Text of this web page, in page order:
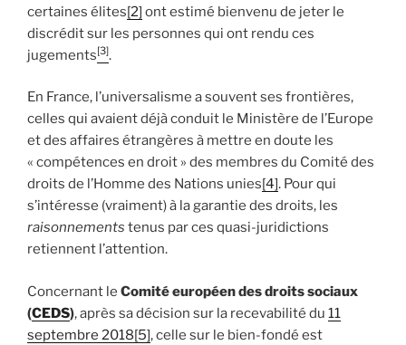
certaines élites[2] ont estimé bienvenu de jeter le
discrédit sur les personnes qui ont rendu ces
jugements[3].
En France, l’universalisme a souvent ses frontières,
celles qui avaient déjà conduit le Ministère de l’Europe
et des affaires étrangères à mettre en doute les
« compétences en droit » des membres du Comité des
droits de l’Homme des Nations unies[4]. Pour qui
s’intéresse (vraiment) à la garantie des droits, les
raisonnements tenus par ces quasi-juridictions
retiennent l’attention.
Concernant le Comité européen des droits sociaux
(CEDS), après sa décision sur la recevabilité du 11
septembre 2018[5], celle sur le bien-fondé est